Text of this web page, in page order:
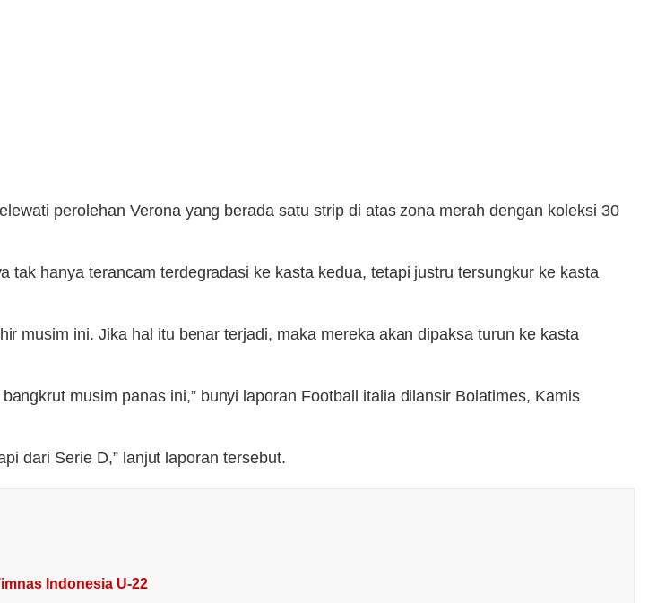
perolehan Verona yang berada satu strip di atas zona merah dengan koleksi 30
hanya terancam terdegradasi ke kasta kedua, tetapi justru tersungkur ke kasta
musim ini. Jika hal itu benar terjadi, maka mereka akan dipaksa turun ke kasta
musim panas ini,” bunyi laporan Football italia dilansir Bolatimes, Kamis
dari Serie D,” lanjut laporan tersebut.
Indonesia U-22